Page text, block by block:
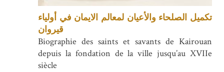
تكميل الصلحاء والأعيان لمعالم الايمان في أولياء
قيروان
Biographie des saints et savants de Kairouan
depuis la fondation de la ville jusqu’au XVIIe
siècle